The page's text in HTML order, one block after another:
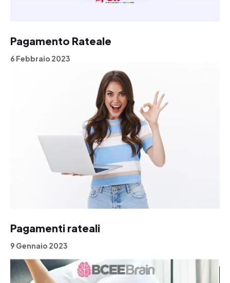
Pagamento Rateale
6 Febbraio 2023
Pagamenti rateali
9 Gennaio 2023